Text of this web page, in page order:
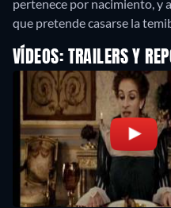
pertenece por nacimiento, y
que pretende casarse la
VÍDEOS: TRAILERS Y